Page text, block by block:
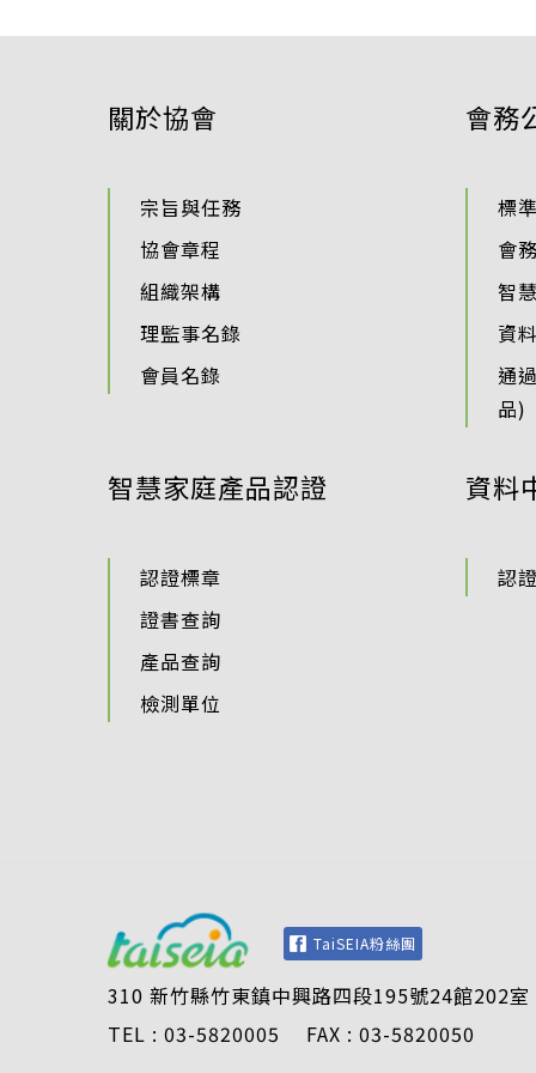
關於協會
宗旨與任務
協會章程
組織架構
理監事名錄
會員名錄
會務
標
會
智
資
通
品)
智慧家庭產品認證
認證標章
證書查詢
產品查詢
檢測單位
資料
認
TaiSEIA粉絲團
310 新竹縣竹東鎮中興路四段195號24館202室
TEL : 03-5820005 FAX : 03-5820050